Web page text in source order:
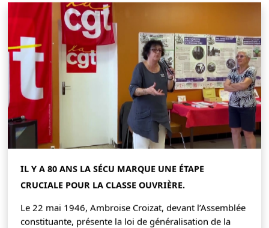
IL Y A 80 ANS LA SÉCU MARQUE UNE ÉTAPE
CRUCIALE POUR LA CLASSE OUVRIÈRE.
Le 22 mai 1946, Ambroise Croizat, devant l’Assemblée
constituante, présente la loi de généralisation de la